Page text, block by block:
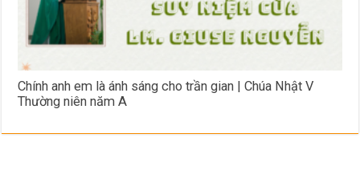
Chính anh em là ánh sáng cho trần gian | Chúa Nhật V
Thường niên năm A